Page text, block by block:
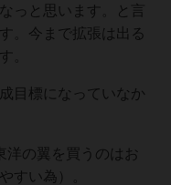
っと思います。と言
。今まで拡張は出る
。
目標になっていなか
洋の翼を買うのはお
すい為）。